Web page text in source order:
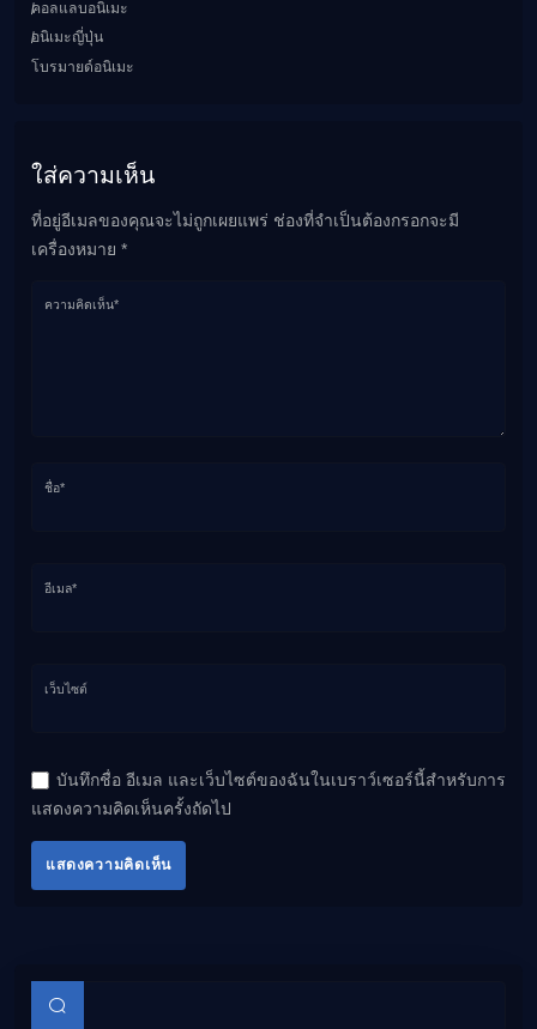
คอลแลบอนิเมะ
อนิเมะญี่ปุ่น
โบรมายด์อนิเมะ
ใส่ความเห็น
ที่อยู่อีเมลของคุณจะไม่ถูกเผยแพร่ ช่องที่จำเป็นต้องกรอกจะมี
เครื่องหมาย *
ความคิดเห็น*
ชื่อ*
อีเมล*
เว็บไซต์
บันทึกชื่อ อีเมล และเว็บไซต์ของฉันในเบราว์เซอร์นี้สำหรับการ
แสดงความคิดเห็นครั้งถัดไป
แสดงความคิดเห็น
บทความย่อย